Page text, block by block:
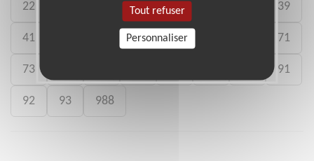
22 29 33 39
41 50 54 71
73 91
92 93 988
Tout refuser
Personnaliser